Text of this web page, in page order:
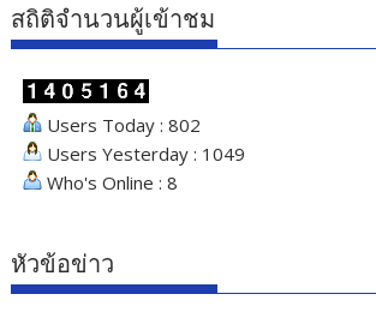
สถิติจำนวนผู้เข้าชม
Users Today : 802
Users Yesterday : 1049
Who's Online : 8
หัวข้อข่าว